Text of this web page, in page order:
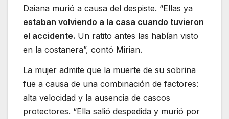
Daiana murió a causa del despiste. “Ellas ya
estaban volviendo a la casa cuando tuvieron
el accidente. Un ratito antes las habían visto
en la costanera”, contó Mirian.
La mujer admite que la muerte de su sobrina
fue a causa de una combinación de factores:
alta velocidad y la ausencia de cascos
protectores. “Ella salió despedida y murió por